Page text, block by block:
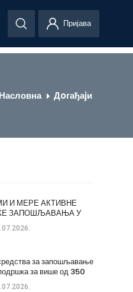
Пријава
Насловна Дoгађаjи
И МЕРЕ АКТИВНЕ
ЗАПОШЉАВАЊА У
КЛАДОВО
за запошљавање
за више од 350